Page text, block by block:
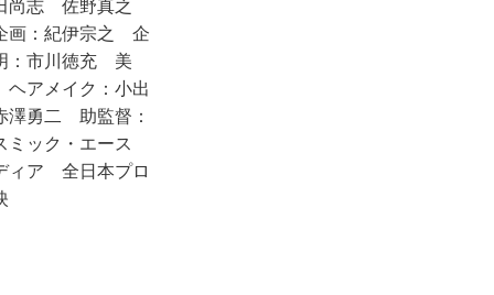
尚志 佐野真之
：紀伊宗之 企
：市川徳充 美
アメイク：小出
澤勇二 助監督：
ミック・エース
ィア 全日本プロ